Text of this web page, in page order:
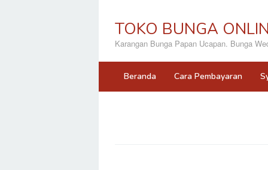
TOKO BUNGA
Karangan Bunga Papan Ucapan. Bunga
Beranda Cara Pembayaran